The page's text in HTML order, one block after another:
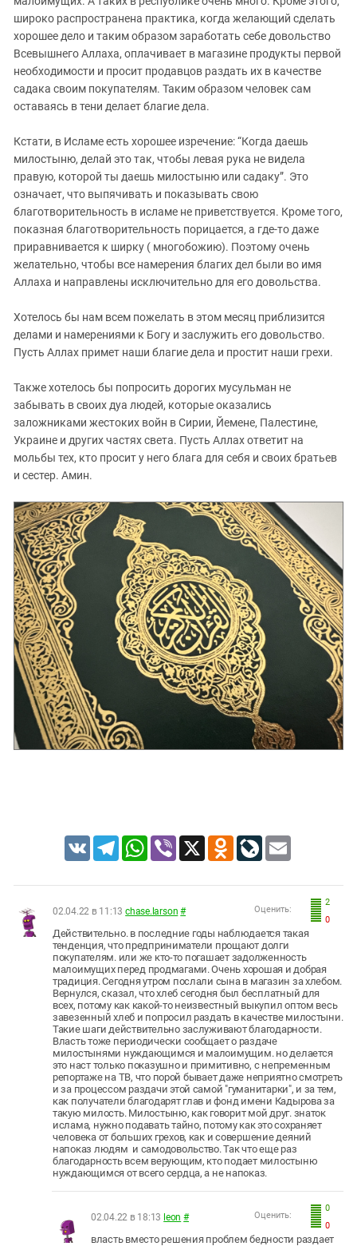
широко распространена практика, когда желающий сделать
хорошее дело и таким образом заработать себе довольство
Всевышнего Аллаха, оплачивает в магазине продукты первой
необходимости и просит продавцов раздать их в качестве
садака своим покупателям. Таким образом человек сам
оставаясь в тени делает благие дела.
Кстати, в Исламе есть хорошее изречение: “Когда даешь
милостыню, делай это так, чтобы левая рука не видела
правую, которой ты даешь милостыню или садаку”. Это
означает, что выпячивать и показывать свою
благотворительность в исламе не приветствуется. Кроме того,
показная благотворительность порицается, а где-то даже
приравнивается к ширку ( многобожию). Поэтому очень
желательно, чтобы все намерения благих дел были во имя
Аллаха и направлены исключительно для его довольства.
Хотелось бы нам всем пожелать в этом месяц приблизится
делами и намерениями к Богу и заслужить его довольство.
Пусть Аллах примет наши благие дела и простит наши грехи.
Также хотелось бы попросить дорогих мусульман не
забывать в своих дуа людей, которые оказались
заложниками жестоких войн в Сирии, Йемене, Палестине,
Украине и других частях света. Пусть Аллах ответит на
мольбы тех, кто просит у него блага для себя и своих братьев
и сестер. Амин.
VK TelegramWhatsApp
Viber X Odnoklassniki
LiveJournal
Email
2
0
Оценить:
02.04.22 в 11:13 chase.larson #
Действительно. в последние годы наблюдается такая
тенденция, что предприниматели прощают долги
покупателям. или же кто-то погашает задолженность
малоимущих перед продмагами. Очень хорошая и добрая
традиция. Сегодня утром послали сына в магазин за хлебом.
Вернулся, сказал, что хлеб сегодня был бесплатный для
всех, потому как какой-то неизвестный выкупил оптом весь
завезенный хлеб и попросил раздать в качестве милостыни.
Такие шаги действительно заслуживают благодарности.
Власть тоже периодически сообщает о раздаче
милостынями нуждающимся и малоимущим. но делается
это наст только показушно и примитивно, с непременным
репортаже на ТВ, что порой бывает даже неприятно смотреть
и за процессом раздачи этой самой "гуманитарки", и за тем,
как получатели благодарят глав и фонд имени Кадырова за
такую милость. Милостыню, как говорит мой друг. знаток
ислама, нужно подавать тайно, потому как это сохраняет
человека от больших грехов, как и совершение деяний
напоказ людям и самодовольство. Так что еще раз
благодарность всем верующим, кто подает милостыню
нуждающимся от всего сердца, а не напоказ.
0
0
Оценить:
02.04.22 в 18:13 leon #
власть вместо решения проблем бедности раздает